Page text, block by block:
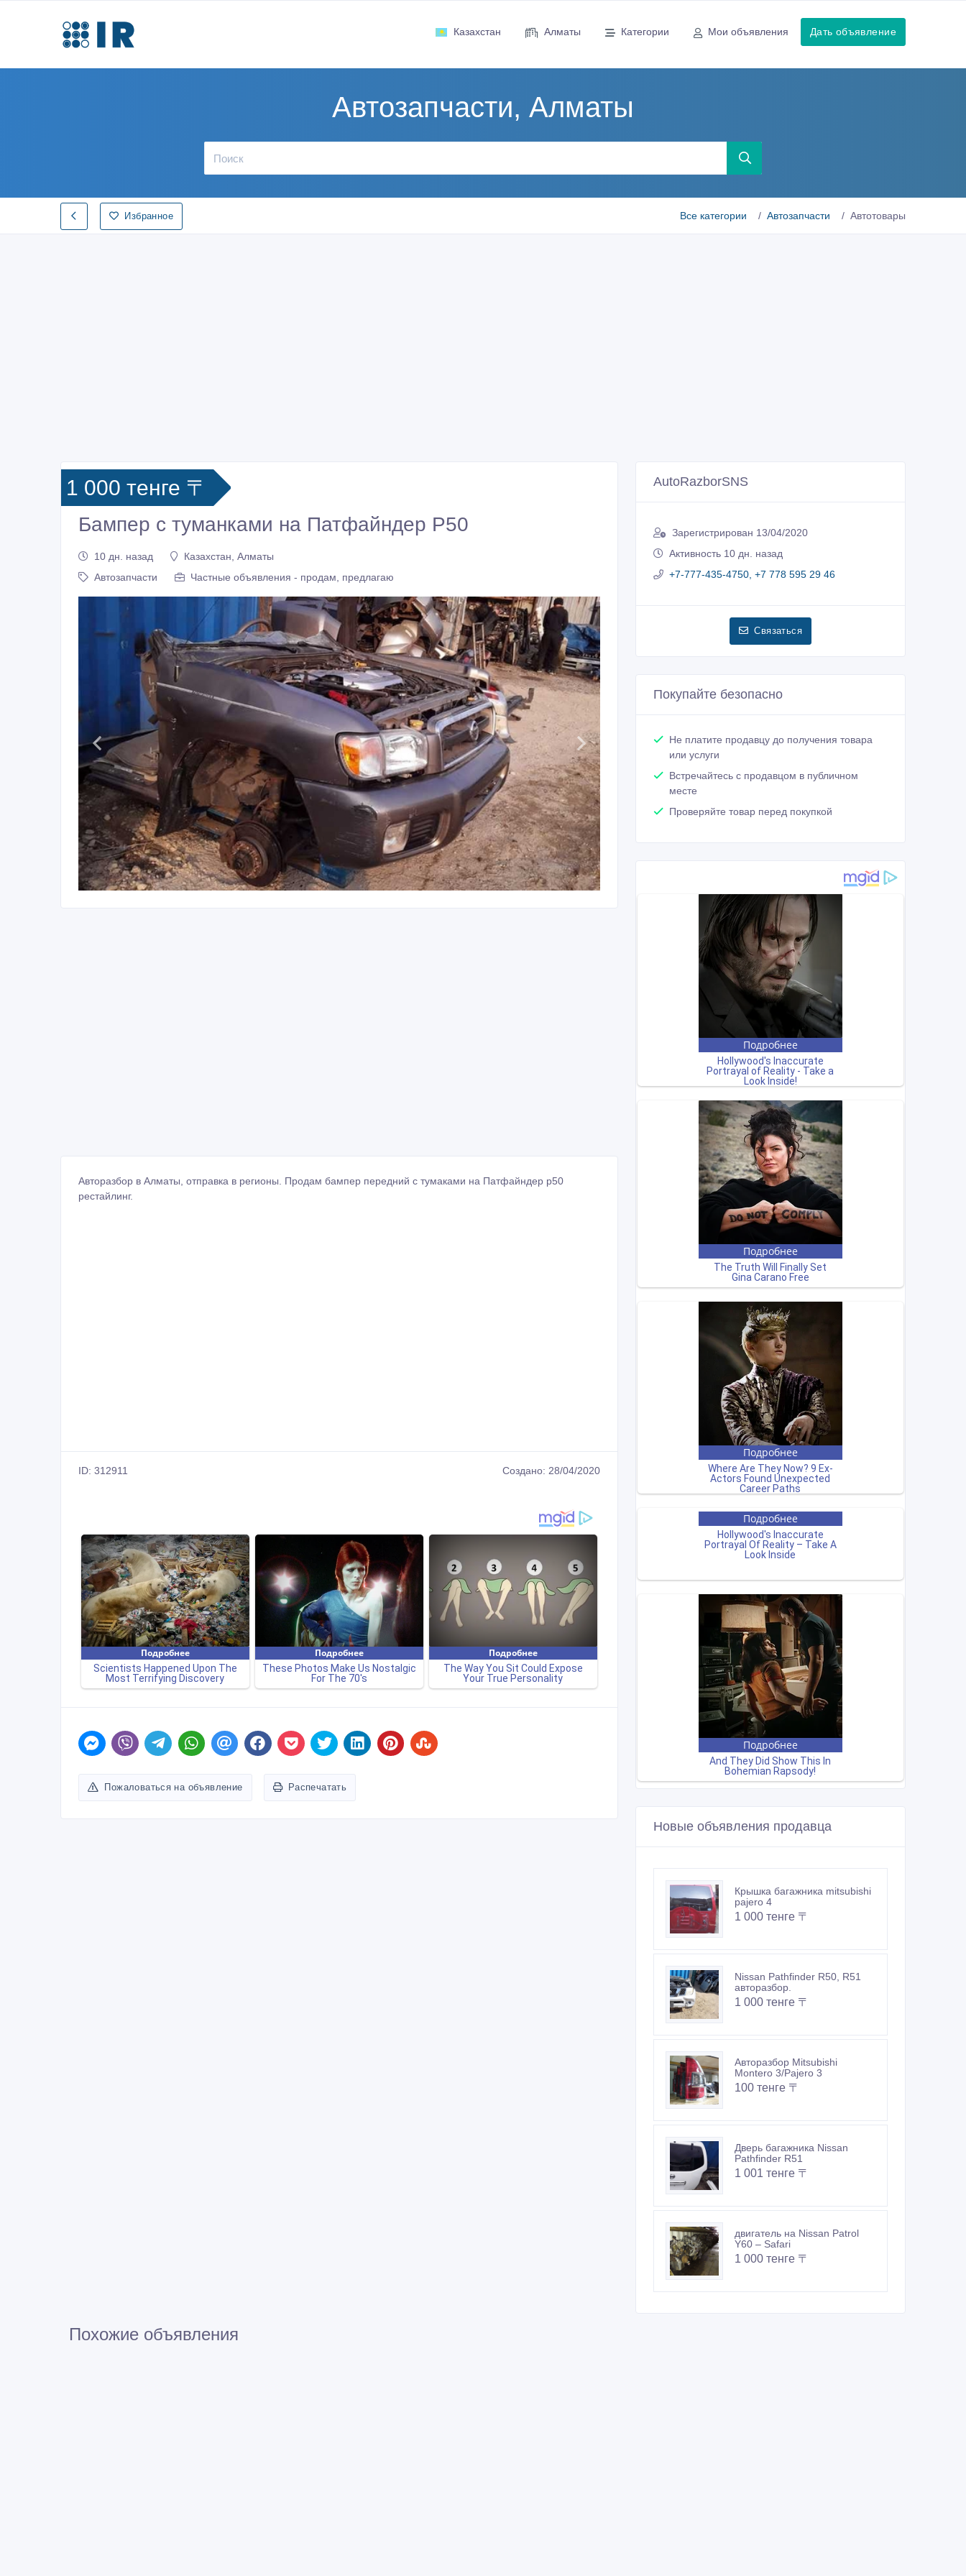
Казахстан Алматы Категории Мои объявления Дать объявление
Автозапчасти, Алматы
Избранное Все категории Автозапчасти Автотовары
1 000 тенге 〒
Бампер с туманками на Патфайндер Р50
10 дн. назад
Казахстан, Алматы
Автозапчасти
Частные объявления - продам, предлагаю
Авторазбор в Алматы, отправка в регионы. Продам бампер передний с тумаками на Патфайндер р50
рестайлинг.
ID: 312911 Создано: 28/04/2020
Пожаловаться на объявление Распечатать
AutoRazborSNS
Зарегистрирован 13/04/2020
Активность 10 дн. назад
+7-777-435-4750, +7 778 595 29 46
Связаться
Покупайте безопасно
Не платите продавцу до получения товара
или услуги
Встречайтесь с продавцом в публичном
месте
Проверяйте товар перед покупкой
Новые объявления продавца
Крышка багажника mitsubishi
pajero 4
1 000 тенге 〒
Nissan Pathfinder R50, R51
авторазбор.
1 000 тенге 〒
Авторазбор Mitsubishi
Montero 3/Pajero 3
100 тенге 〒
Дверь багажника Nissan
Pathfinder R51
1 001 тенге 〒
двигатель на Nissan Patrol
Y60 – Safari
1 000 тенге 〒
Похожие объявления